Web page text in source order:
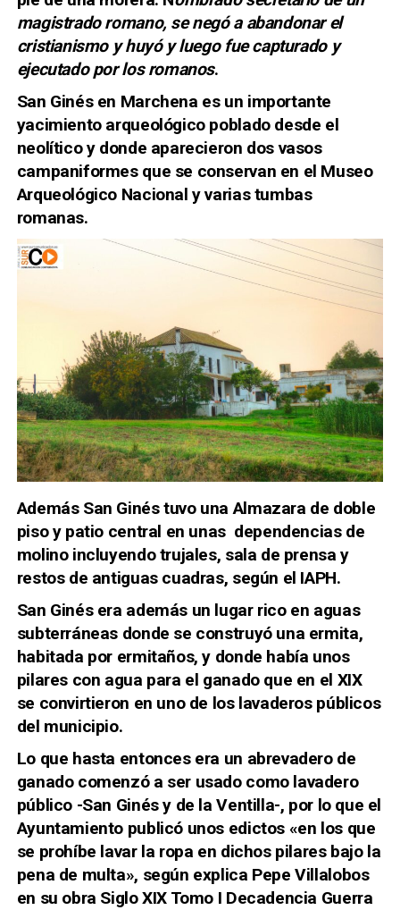
magistrado romano, se negó a abandonar el
cristianismo y huyó y luego fue capturado y
ejecutado por los romanos.
San Ginés en Marchena es un importante
yacimiento arqueológico poblado desde el
neolítico y donde aparecieron dos vasos
campaniformes que se conservan en el Museo
Arqueológico Nacional y varias tumbas
romanas.
Además San Ginés tuvo una Almazara de doble
piso y patio central en unas dependencias de
molino incluyendo trujales, sala de prensa y
restos de antiguas cuadras, según el IAPH.
San Ginés era además un lugar rico en aguas
subterráneas donde se construyó una ermita,
habitada por ermitaños, y donde había unos
pilares con agua para el ganado que en el XIX
se convirtieron en uno de los lavaderos públicos
del municipio.
Lo que hasta entonces era un abrevadero de
ganado comenzó a ser usado como lavadero
público -San Ginés y de la Ventilla-, por lo que el
Ayuntamiento publicó unos edictos «en los que
se prohíbe lavar la ropa en dichos pilares bajo la
pena de multa», según explica Pepe Villalobos
en su obra Siglo XIX Tomo I Decadencia Guerra